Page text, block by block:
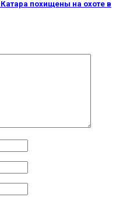
похищены на охоте в